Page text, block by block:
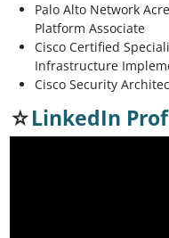
Palo Alto Network
Platform Associate
Cisco Certified
Infrastructure
Cisco Security
☆LinkedIn